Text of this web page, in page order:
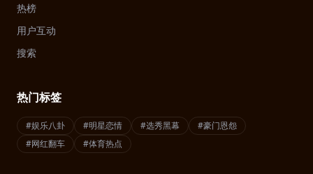
热榜
用户互动
搜索
热门标签
#娱乐八卦 #明星恋情 #选秀黑幕
#豪门恩怨
#网红翻车
#体育热点